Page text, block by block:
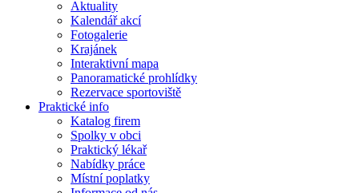
Aktuality
Kalendář akcí
Fotogalerie
Krajánek
Interaktivní mapa
Panoramatické prohlídky
Rezervace sportoviště
Praktické info
Katalog firem
Spolky v obci
Praktický lékař
Nabídky práce
Místní poplatky